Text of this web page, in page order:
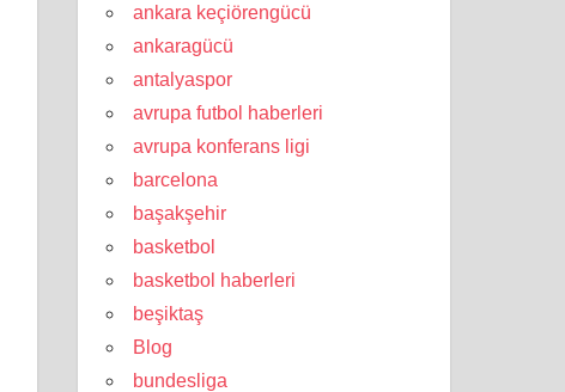
ankara keçiörengücü
ankaragücü
antalyaspor
avrupa futbol haberleri
avrupa konferans ligi
barcelona
başakşehir
basketbol
basketbol haberleri
beşiktaş
Blog
bundesliga